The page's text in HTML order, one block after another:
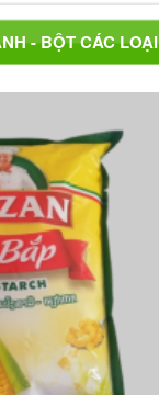
- BỘT CÁC LOẠI